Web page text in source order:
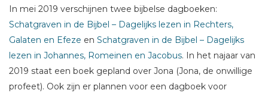
In mei 2019 verschijnen twee bijbelse dagboeken:
Schatgraven in de Bijbel – Dagelijks lezen in Rechters,
Galaten en Efeze en Schatgraven in de Bijbel – Dagelijks
lezen in Johannes, Romeinen en Jacobus. In het najaar van
2019 staat een boek gepland over Jona (Jona, de onwillige
profeet). Ook zijn er plannen voor een dagboek voor